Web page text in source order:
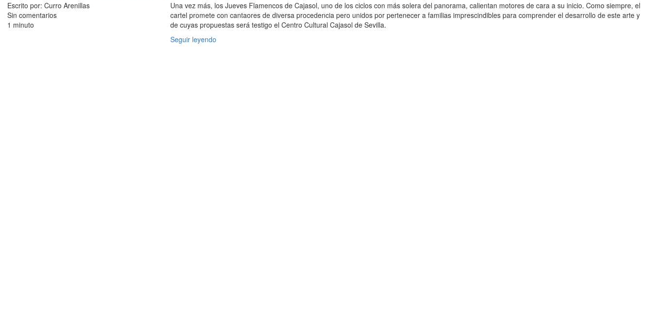
Escrito por: Curro Arenillas
Sin comentarios
1 minuto
Una vez más, los Jueves Flamencos de Cajasol, uno de los ciclos con más solera del panorama, calientan motores de cara a su inicio. Como siempre, el
cartel promete con cantaores de diversa procedencia pero unidos por pertenecer a familias imprescindibles para comprender el desarrollo de este arte y
de cuyas propuestas será testigo el Centro Cultural Cajasol de Sevilla.
Seguir leyendo